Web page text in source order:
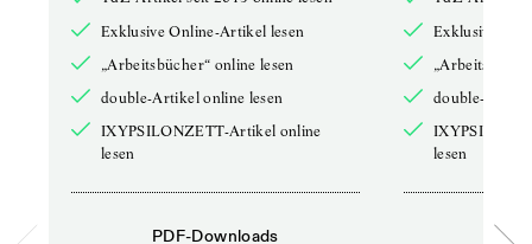
Exklusive Online-Artikel lesen
„Arbeitsbücher“ online lesen
double-Artikel online lesen
IXYPSILONZETT-Artikel online
lesen
PDF-Downloads
Exklusive
double-
lesen